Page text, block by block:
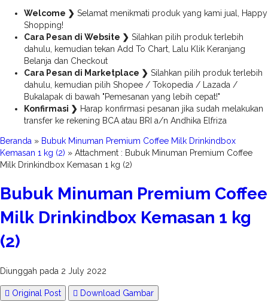
Welcome ❯ Selamat menikmati produk yang kami jual, Happy
Shopping!
Cara Pesan di Website ❯ Silahkan pilih produk terlebih
dahulu, kemudian tekan Add To Chart, Lalu Klik Keranjang
Belanja dan Checkout
Cara Pesan di Marketplace ❯ Silahkan pilih produk terlebih
dahulu, kemudian pilih Shopee / Tokopedia / Lazada /
Bukalapak di bawah "Pemesanan yang lebih cepat!"
Konfirmasi ❯ Harap konfirmasi pesanan jika sudah melakukan
transfer ke rekening BCA atau BRI a/n Andhika Elfriza
Beranda » Bubuk Minuman Premium Coffee Milk Drinkindbox
Kemasan 1 kg (2) » Attachment : Bubuk Minuman Premium Coffee
Milk Drinkindbox Kemasan 1 kg (2)
Bubuk Minuman Premium Coffee
Milk Drinkindbox Kemasan 1 kg
(2)
Diunggah pada 2 July 2022
Original Post Download Gambar